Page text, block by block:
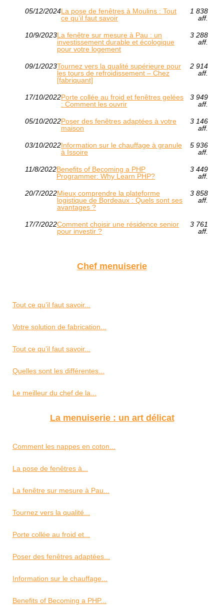
05/12/2024La pose de fenêtres à Moulins : Tout
ce qu’il faut savoir
1 838
aff.
10/9/2023La fenêtre sur mesure à Pau : un
investissement durable et écologique
pour votre logement
3 288
aff.
09/1/2023Tournez vers la qualité supérieure pour
les tours de refroidissement – Chez
[fabriquant]
2 914
aff.
17/10/2022Porte collée au froid et fenêtres gelées
: Comment les ouvrir
3 949
aff.
05/10/2022Poser des fenêtres adaptées à votre
maison
3 146
aff.
03/10/2022Information sur le chauffage à granule
à Issoire
5 936
aff.
11/8/2022Benefits of Becoming a PHP
Programmer: Why Learn PHP?
3 449
aff.
20/7/2022Mieux comprendre la plateforme
logistique de Bordeaux : Quels sont ses
avantages ?
3 858
aff.
17/7/2022Comment choisir une résidence senior
pour investir ?
3 761
aff.
Chef menuiserie
Tout ce qu’il faut savoir...
Votre solution de fabrication...
Tout ce qu’il faut savoir...
Quelles sont les différentes...
Le meilleur du chef de la...
La menuiserie : un art délicat
Comment les nappes en coton...
La pose de fenêtres à...
La fenêtre sur mesure à Pau...
Tournez vers la qualité...
Porte collée au froid et...
Poser des fenêtres adaptées...
Information sur le chauffage...
Benefits of Becoming a PHP...